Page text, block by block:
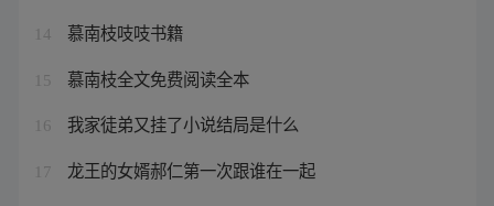
14 慕南枝吱吱书籍
15 慕南枝全文免费阅读全本
16 我家徒弟又挂了小说结局是什么
17 龙王的女婿郝仁第一次跟谁在一起